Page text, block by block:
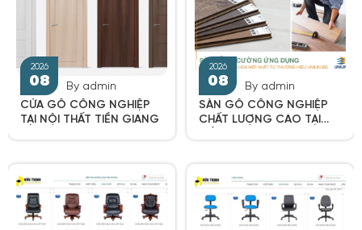
08 08
By admin
CỬA GỖ CÔNG NGHIỆP
TẠI NỘI THẤT TIỀN GIANG
By admin
SÀN GỖ CÔNG NGHIỆP
CHẤT LƯỢNG CAO TẠI